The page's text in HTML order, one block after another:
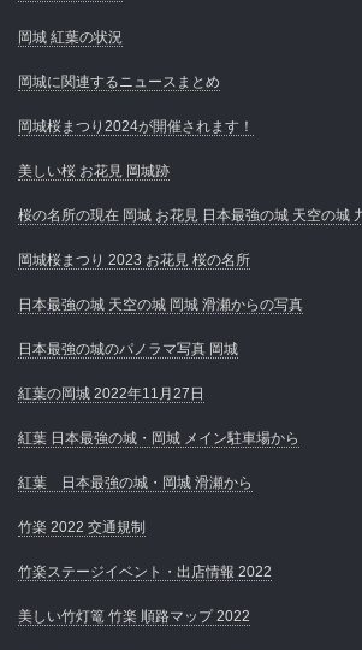
岡城 紅葉の状況
岡城に関連するニュースまとめ
岡城桜まつり2024が開催されます！
美しい桜 お花見 岡城跡
桜の名所の現在 岡城 お花見 日本最強の城 天空の城
岡城桜まつり 2023 お花見 桜の名所
日本最強の城 天空の城 岡城 滑瀬からの写真
日本最強の城のパノラマ写真 岡城
紅葉の岡城 2022年11月27日
紅葉 日本最強の城・岡城 メイン駐車場から
紅葉 日本最強の城・岡城 滑瀬から
竹楽 2022 交通規制
竹楽ステージイベント・出店情報 2022
美しい竹灯篭 竹楽 順路マップ 2022